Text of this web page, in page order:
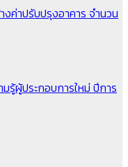
งค่าปรับปรุงอาคาร จำนวน
รู้ผู้ประกอบการใหม่ ปีการ